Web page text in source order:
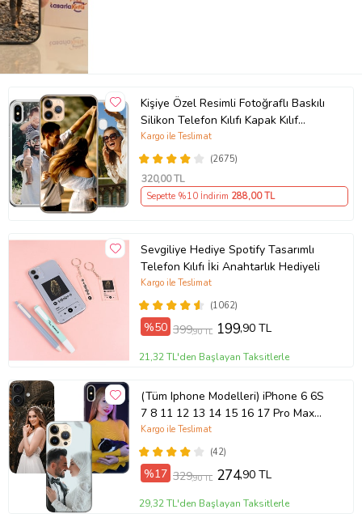
Kişiye Özel Resimli Fotoğraflı Baskılı
Silikon Telefon Kılıfı Kapak Kılıf
(Telefon Modelleri Açıklamada)
(2675)
Kargo ile Teslimat
320,00 TL
Sepette %10 İndirim 288,00 TL
Sevgiliye Hediye Spotify Tasarımlı
Telefon Kılıfı İki Anahtarlık Hediyeli
(1062)
Kargo ile Teslimat
%50 399,90 TL 199,90 TL
21,32 TL'den Başlayan Taksitlerle
(Tüm Iphone Modelleri) iPhone 6 6S
7 8 11 12 13 14 15 16 17 Pro Max
Plus Mini Kişiye Özel Resimli
Fotoğraflı Kılıf(42)
Kargo ile Teslimat
%17 329,90 TL 274,90 TL
29,32 TL'den Başlayan Taksitlerle